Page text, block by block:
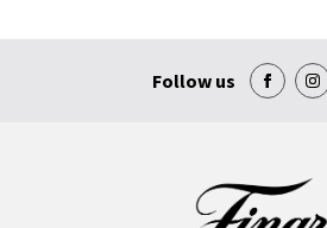
Follow us